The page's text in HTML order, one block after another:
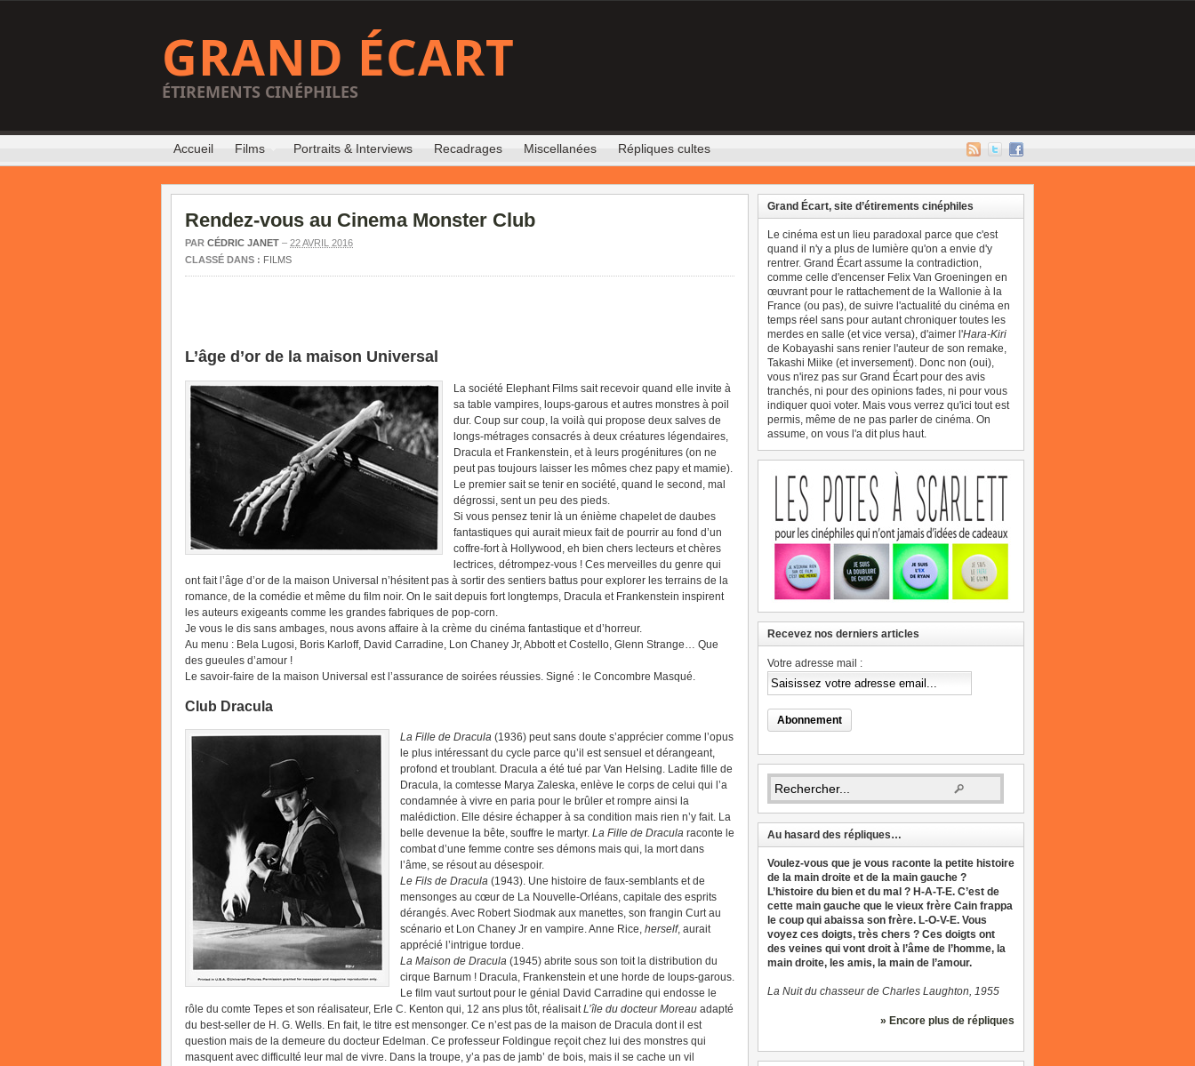
GRAND ÉCART
ÉTIREMENTS CINÉPHILES
Accueil Films Portraits & Interviews Recadrages Miscellanées Répliques cultes
Rendez-vous au Cinema Monster Club
PAR CÉDRIC JANET – 22 AVRIL 2016
CLASSÉ DANS : FILMS
L’âge d’or de la maison Universal
La société Elephant Films sait recevoir quand elle invite à
sa table vampires, loups-garous et autres monstres à poil
dur. Coup sur coup, la voilà qui propose deux salves de
longs-métrages consacrés à deux créatures légendaires,
Dracula et Frankenstein, et à leurs progénitures (on ne
peut pas toujours laisser les mômes chez papy et mamie).
Le premier sait se tenir en société, quand le second, mal
dégrossi, sent un peu des pieds.
Si vous pensez tenir là un énième chapelet de daubes
fantastiques qui aurait mieux fait de pourrir au fond d’un
coffre-fort à Hollywood, eh bien chers lecteurs et chères
lectrices, détrompez-vous ! Ces merveilles du genre qui
ont fait l’âge d’or de la maison Universal n’hésitent pas à sortir des sentiers battus pour explorer les terrains de la
romance, de la comédie et même du film noir. On le sait depuis fort longtemps, Dracula et Frankenstein inspirent
les auteurs exigeants comme les grandes fabriques de pop-corn.
Je vous le dis sans ambages, nous avons affaire à la crème du cinéma fantastique et d’horreur.
Au menu : Bela Lugosi, Boris Karloff, David Carradine, Lon Chaney Jr, Abbott et Costello, Glenn Strange… Que
des gueules d’amour !
Le savoir-faire de la maison Universal est l’assurance de soirées réussies. Signé : le Concombre Masqué.
Club Dracula
La Fille de Dracula (1936) peut sans doute s’apprécier comme l’opus
le plus intéressant du cycle parce qu’il est sensuel et dérangeant,
profond et troublant. Dracula a été tué par Van Helsing. Ladite fille de
Dracula, la comtesse Marya Zaleska, enlève le corps de celui qui l’a
condamnée à vivre en paria pour le brûler et rompre ainsi la
malédiction. Elle désire échapper à sa condition mais rien n’y fait. La
belle devenue la bête, souffre le martyr. La Fille de Dracula raconte le
combat d’une femme contre ses démons mais qui, la mort dans
l’âme, se résout au désespoir.
Le Fils de Dracula (1943). Une histoire de faux-semblants et de
mensonges au cœur de La Nouvelle-Orléans, capitale des esprits
dérangés. Avec Robert Siodmak aux manettes, son frangin Curt au
scénario et Lon Chaney Jr en vampire. Anne Rice, herself, aurait
apprécié l’intrigue tordue.
La Maison de Dracula (1945) abrite sous son toit la distribution du
cirque Barnum ! Dracula, Frankenstein et une horde de loups-garous.
Le film vaut surtout pour le génial David Carradine qui endosse le
rôle du comte Tepes et son réalisateur, Erle C. Kenton qui, 12 ans plus tôt, réalisaitL’île du docteur Moreau adapté
du best-seller de H. G. Wells. En fait, le titre est mensonger. Ce n’est pas de la maison de Dracula dont il est
question mais de la demeure du docteur Edelman. Ce professeur Foldingue reçoit chez lui des monstres qui
masquent avec difficulté leur mal de vivre. Dans la troupe, y’a pas de jamb’ de bois, mais il se cache un vil
Grand Écart, site d’étirements cinéphiles
Le cinéma est un lieu paradoxal parce que c'est
quand il n'y a plus de lumière qu'on a envie d'y
rentrer. Grand Écart assume la contradiction,
comme celle d'encenser Felix Van Groeningen en
œuvrant pour le rattachement de la Wallonie à la
France (ou pas), de suivre l'actualité du cinéma en
temps réel sans pour autant chroniquer toutes les
merdes en salle (et vice versa), d'aimer l'Hara-Kiri
de Kobayashi sans renier l'auteur de son remake,
Takashi Miike (et inversement). Donc non (oui),
vous n'irez pas sur Grand Écart pour des avis
tranchés, ni pour des opinions fades, ni pour vous
indiquer quoi voter. Mais vous verrez qu'ici tout est
permis, même de ne pas parler de cinéma. On
assume, on vous l'a dit plus haut.
Recevez nos derniers articles
Votre adresse mail :
Au hasard des répliques…
Voulez-vous que je vous raconte la petite histoire
de la main droite et de la main gauche ?
L’histoire du bien et du mal ? H-A-T-E. C’est de
cette main gauche que le vieux frère Cain frappa
le coup qui abaissa son frère. L-O-V-E. Vous
voyez ces doigts, très chers ? Ces doigts ont
des veines qui vont droit à l’âme de l’homme, la
main droite, les amis, la main de l’amour.
La Nuit du chasseur de Charles Laughton, 1955
» Encore plus de répliques